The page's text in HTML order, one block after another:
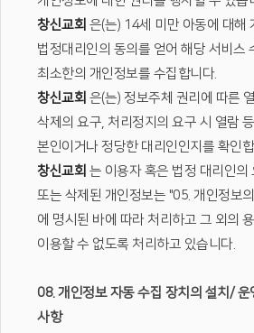
창신교회 은(는) 14세 미만 아동에 대해
법정대리인의 동의를 얻어 해당 서비스
최소한의 개인정보를 수집합니다.
창신교회 은(는) 정보주체 권리에 따른
삭제의 요구, 처리정지의 요구 시 열람
본인이거나 정당한 대리인인지를 확인
창신교회 는 이용자 혹은 법정 대리인의
또는 삭제된 개인정보는 "05. 개인정보
에 명시된 바에 따라 처리하고 그 외의
이용할 수 없도록 처리하고 있습니다.
08. 개인정보 자동 수집 장치의 설치/ 운
사항